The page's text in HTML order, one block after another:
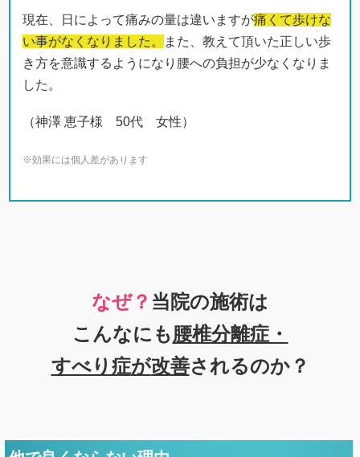
現在、日によって痛みの量は違いますが痛くて歩けな
い事がなくなりました。
また、教えて頂いた正しい歩
き方を意識するようになり腰への負担が少なくなりま
した。
（神澤 恵子様 50代 女性）
※効果には個人差があります
なぜ？ 当院の施術は
こんなにも腰椎分離症・
すべり症が改善されるのか？